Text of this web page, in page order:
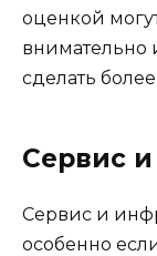
оценкой
внимательно
сделать
Сервис
Сервис и
особенно